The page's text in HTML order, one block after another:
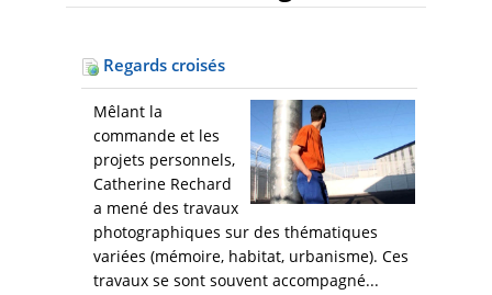
Regards croisés
Mêlant la
commande et les
projets personnels,
Catherine Rechard
a mené des travaux
photographiques sur des thématiques
variées (mémoire, habitat, urbanisme). Ces
travaux se sont souvent accompagné...